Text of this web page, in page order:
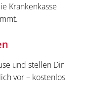
Krankenkasse
und stellen Dir
vor – kostenlos